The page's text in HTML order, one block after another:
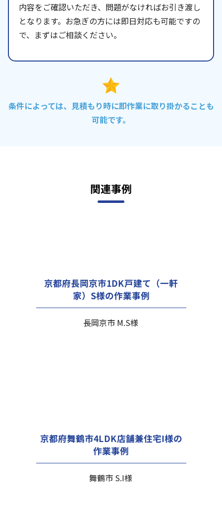
内容をご確認いただき、問題がなければお引き渡し
となります。お急ぎの方には即日対応も可能ですの
で、まずはご相談ください。
条件によっては、見積もり時に即作業に取り掛かることも
可能です。
関連事例
京都府長岡京市1DK戸建て（一軒
家）S様の作業事例
長岡京市 M.S様
京都府舞鶴市4LDK店舗兼住宅I様の
作業事例
舞鶴市 S.I様